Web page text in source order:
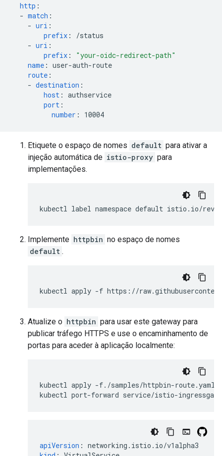
http :
- match :
- uri :
prefix :
/status
- uri :
prefix :
"your-oidc-redirect-path"
name : user-auth-route
route :
- destination :
host : authservice
port :
number : 10004
Etiquete o espaço de nomes default para ativar a
injeção automática de istio-proxy para
implementações.
kubectl label namespace default istio.io/rev
Implemente httpbin no espaço de nomes
default .
kubectl apply -f https://
Atualize o httpbin para usar este gateway para
publicar tráfego HTTPS e use o encaminhamento de
portas para aceder à aplicação localmente:
kubectl apply -f./samples/httpbin-route.yaml
kubectl port-forward service/istio-
apiVersion : networking.istio.io/v1alpha3